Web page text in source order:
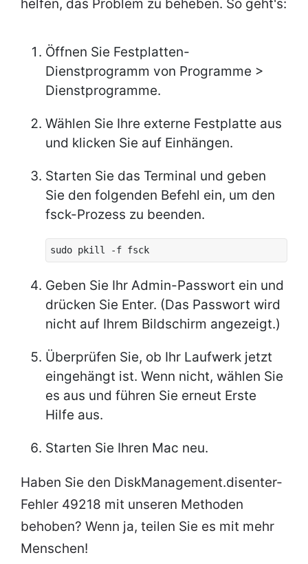
helfen, das Problem zu beheben. So geht's:
Öffnen Sie Festplatten-
Dienstprogramm von Programme >
Dienstprogramme.
Wählen Sie Ihre externe Festplatte aus
und klicken Sie auf Einhängen.
Starten Sie das Terminal und geben
Sie den folgenden Befehl ein, um den
fsck-Prozess zu beenden.
sudo pkill -f fsck
Geben Sie Ihr Admin-Passwort ein und
drücken Sie Enter. (Das Passwort wird
nicht auf Ihrem Bildschirm angezeigt.)
Überprüfen Sie, ob Ihr Laufwerk jetzt
eingehängt ist. Wenn nicht, wählen Sie
es aus und führen Sie erneut Erste
Hilfe aus.
Starten Sie Ihren Mac neu.
Haben Sie den DiskManagement.disenter-
Fehler 49218 mit unseren Methoden
behoben? Wenn ja, teilen Sie es mit mehr
Menschen!